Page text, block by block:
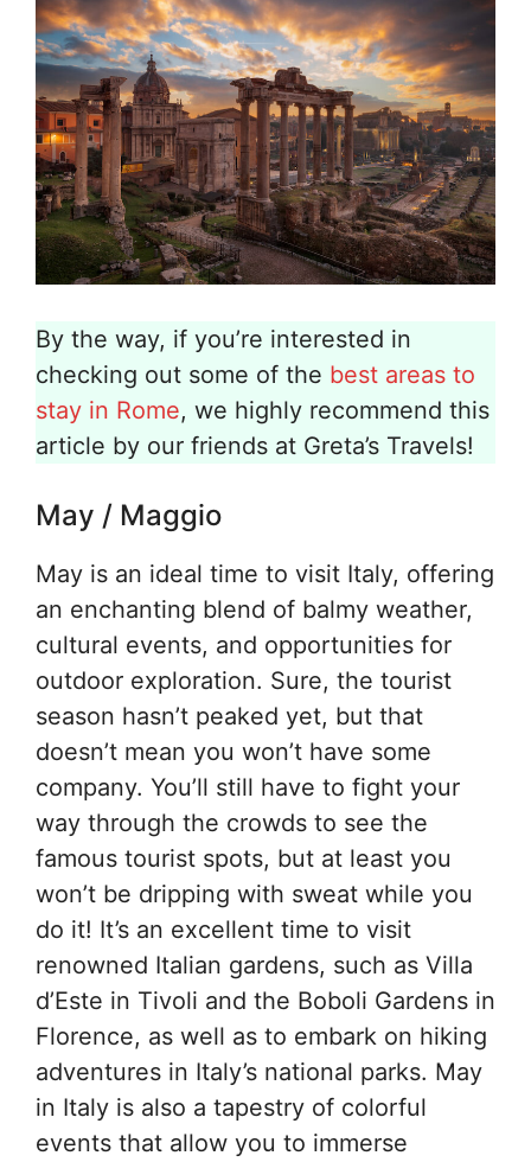
By the way, if you’re interested in
checking out some of the best areas to
stay in Rome, we highly recommend this
article by our friends at Greta’s Travels!
May / Maggio
May is an ideal time to visit Italy, offering
an enchanting blend of balmy weather,
cultural events, and opportunities for
outdoor exploration. Sure, the tourist
season hasn’t peaked yet, but that
doesn’t mean you won’t have some
company. You’ll still have to fight your
way through the crowds to see the
famous tourist spots, but at least you
won’t be dripping with sweat while you
do it! It’s an excellent time to visit
renowned Italian gardens, such as Villa
d’Este in Tivoli and the Boboli Gardens in
Florence, as well as to embark on hiking
adventures in Italy’s national parks. May
in Italy is also a tapestry of colorful
events that allow you to immerse